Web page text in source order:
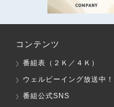
コンテンツ
番組表（２Ｋ／４Ｋ）
ウェルビーイング放送中！
番組公式SNS